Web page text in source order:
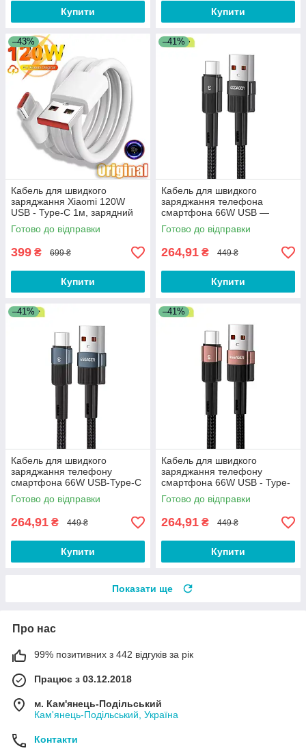
Купити Купити
–43%
Кабель для швидкого
заряджання Xiaomi 120W
USB - Type-C 1м, зарядний
провід шнур для телефону
ЮСБ на Тайп Сі
Готово до відправки
399 ₴ 699 ₴
Купити
–41%
Кабель для швидкого
заряджання телефона
смартфона 66W USB —
Type-C 0.5 м. Зарядний дріт
шнур ЮСБ на Тайп Сі DF1B
Готово до відправки
264,91 ₴ 449 ₴
Купити
–41%
Кабель для швидкого
заряджання телефону
смартфона 66W USB-Type-C
0.5 м. Зарядний провід шнур
ЮСБ на Тайп Сі DF1E
Готово до відправки
264,91 ₴ 449 ₴
Купити
–41%
Кабель для швидкого
заряджання телефону
смартфона 66W USB - Type-
C 0.5 м. Зарядний провід
шнур ЮСБ на Тайп Сі DF1F
Готово до відправки
264,91 ₴ 449 ₴
Купити
Показати ще
Про нас
99% позитивних з 442 відгуків за рік
Працює з 03.12.2018
м. Кам'янець-Подільський
Кам'янець-Подільський, Україна
Контакти